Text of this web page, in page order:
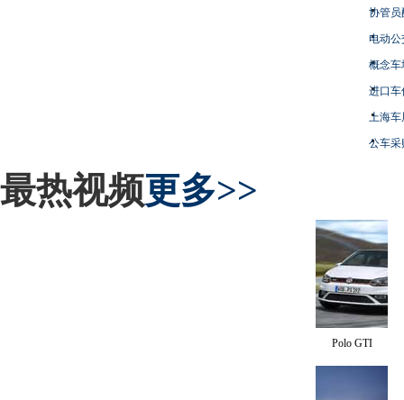
协管员
电动
概念车
进口车
上海
公车采
最热视频更多>>
Polo GTI